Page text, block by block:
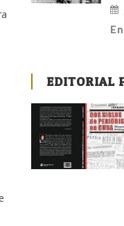
EDITORIAL